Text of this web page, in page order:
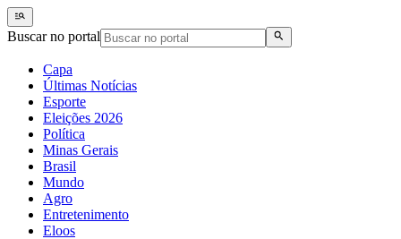
Buscar no portal
Capa
Últimas Notícias
Esporte
Eleições 2026
Política
Minas Gerais
Brasil
Mundo
Agro
Entretenimento
Eloos